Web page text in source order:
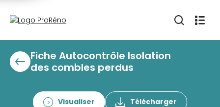
Fiche Autocontrôle Isolation
des combles perdus
Visualiser Télécharger